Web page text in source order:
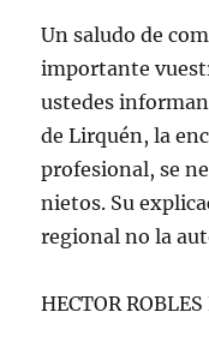
Un saludo de
importante
ustedes
de Lirquén, la
profesional, se
nietos. Su
regional no la
HECTOR ROBLES